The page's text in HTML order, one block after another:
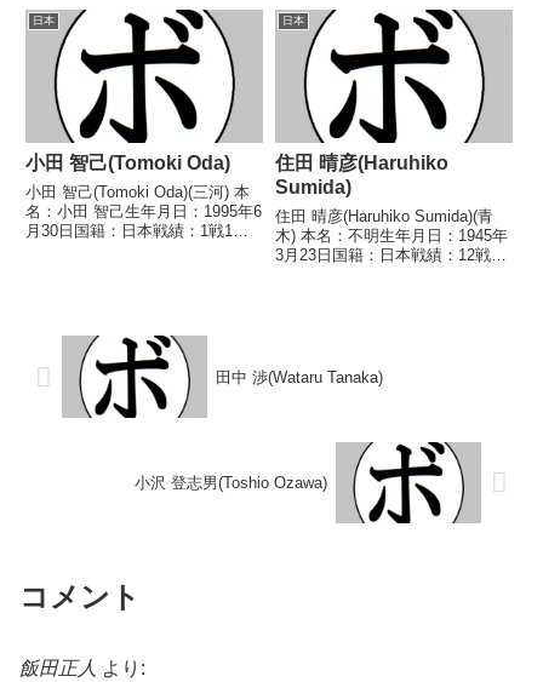
歴】1994/04/03 ○4R判定 (採点
不明) ...
なし 【戦歴】1969/09/07 ○4R
判定 (採点不明) 中村 靖雄(岡
崎)1...
日本
小田 智己(Tomoki Oda)
小田 智己(Tomoki Oda)(三河) 本
名：小田 智己生年月日：1995年6
月30日国籍：日本戦績：1戦1
日本
住田 晴彦(Haruhiko
Sumida)
住田 晴彦(Haruhiko Sumida)(青
木) 本名：不明生年月日：1945年
3月23日国籍：日本戦績：12戦4
田中 渉(Wataru Tanaka)
小沢 登志男(Toshio Ozawa)
コメント
飯田正人 より: